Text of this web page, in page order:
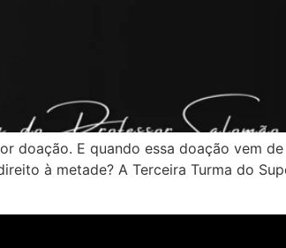
doação. E quando essa doação vem
à metade? A Terceira Turma do